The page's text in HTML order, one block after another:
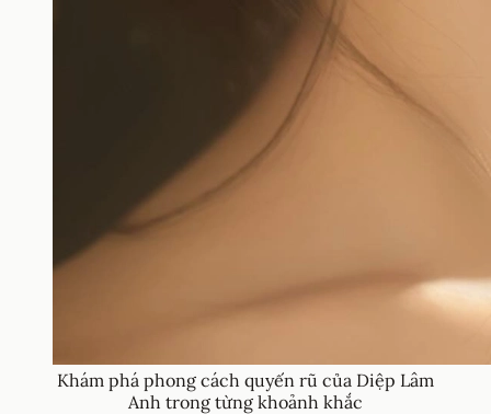
Khám phá phong cách quyến rũ của Diệp Lâm
Anh trong từng khoảnh khắc